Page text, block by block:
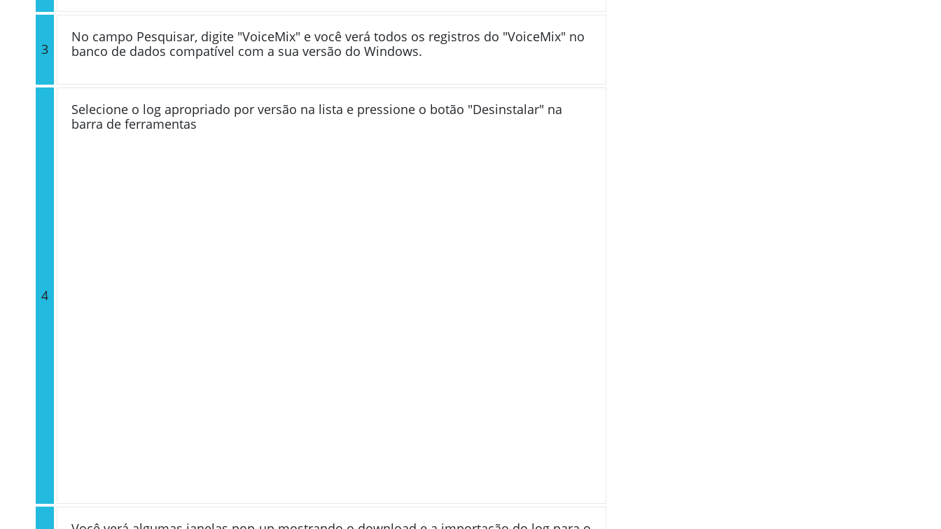
3
No campo Pesquisar, digite "VoiceMix" e você verá todos os registros do "VoiceMix" no
banco de dados compatível com a sua versão do Windows.
4
Selecione o log apropriado por versão na lista e pressione o botão "Desinstalar" na
barra de ferramentas